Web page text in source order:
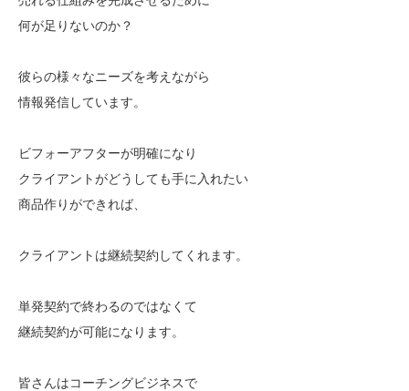
何が足りないのか？
彼らの様々なニーズを考えながら
情報発信しています。
ビフォーアフターが明確になり
クライアントがどうしても手に入れたい
商品作りができれば、
クライアントは継続契約してくれます。
単発契約で終わるのではなくて
継続契約が可能になります。
皆さんはコーチングビジネスで